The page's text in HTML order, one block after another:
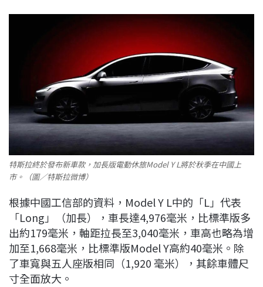
特斯拉終於發布新車款，加長版電動休旅Model Y L將於秋季在中國上
市。（圖／特斯拉微博）
根據中國工信部的資料，Model Y L中的「L」代表
「Long」（加長），車長達4,976毫米，比標準版多
出約179毫米，軸距拉長至3,040毫米，車高也略為增
加至1,668毫米，比標準版Model Y高約40毫米。除
了車寬與五人座版相同（1,920 毫米），其餘車體尺
寸全面放大。